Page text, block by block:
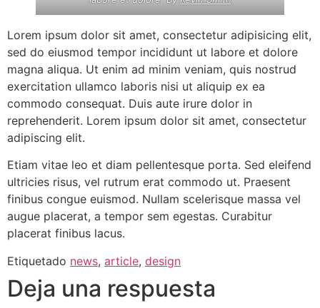
Lorem ipsum dolor sit amet, consectetur adipisicing elit,
sed do eiusmod tempor incididunt ut labore et dolore
magna aliqua. Ut enim ad minim veniam, quis nostrud
exercitation ullamco laboris nisi ut aliquip ex ea
commodo consequat. Duis aute irure dolor in
reprehenderit. Lorem ipsum dolor sit amet, consectetur
adipiscing elit.
Etiam vitae leo et diam pellentesque porta. Sed eleifend
ultricies risus, vel rutrum erat commodo ut. Praesent
finibus congue euismod. Nullam scelerisque massa vel
augue placerat, a tempor sem egestas. Curabitur
placerat finibus lacus.
Etiquetado news, article, design
Deja una respuesta